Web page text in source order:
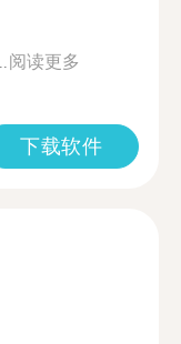
阅读更多
下载软件